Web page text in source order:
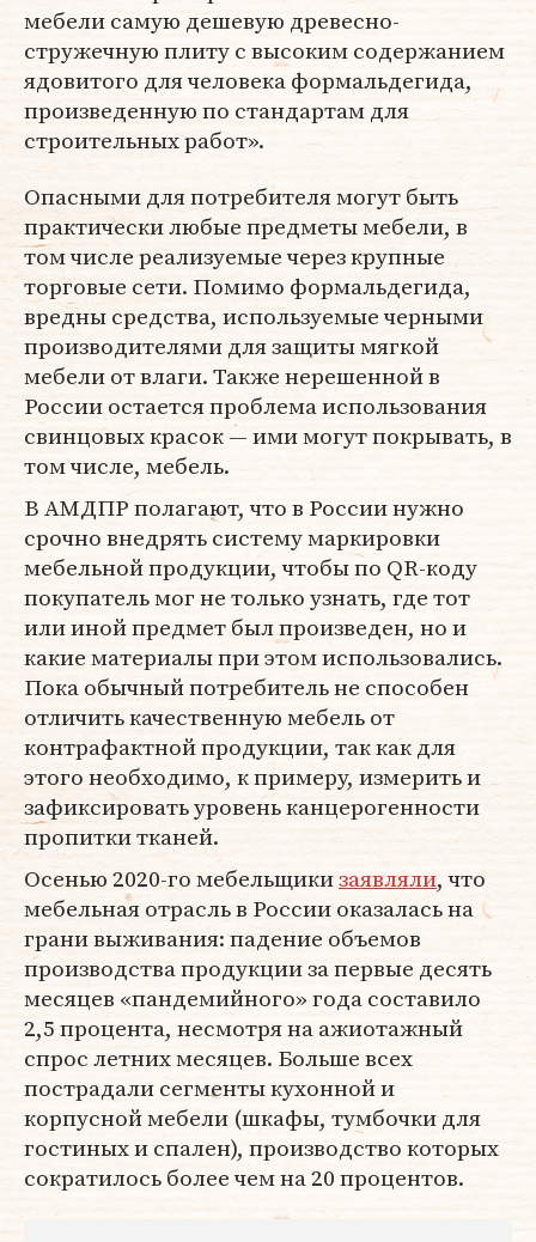
мебели самую дешевую древесно-
стружечную плиту с высоким содержанием
ядовитого для человека формальдегида,
произведенную по стандартам для
строительных работ».
Опасными для потребителя могут быть
практически любые предметы мебели, в
том числе реализуемые через крупные
торговые сети. Помимо формальдегида,
вредны средства, используемые черными
производителями для защиты мягкой
мебели от влаги. Также нерешенной в
России остается проблема использования
свинцовых красок — ими могут покрывать, в
том числе, мебель.
В АМДПР полагают, что в России нужно
срочно внедрять систему маркировки
мебельной продукции, чтобы по QR-коду
покупатель мог не только узнать, где тот
или иной предмет был произведен, но и
какие материалы при этом использовались.
Пока обычный потребитель не способен
отличить качественную мебель от
контрафактной продукции, так как для
этого необходимо, к примеру, измерить и
зафиксировать уровень канцерогенности
пропитки тканей.
Осенью 2020-го мебельщикизаявляли, что
мебельная отрасль в России оказалась на
грани выживания: падение объемов
производства продукции за первые десять
месяцев «пандемийного» года составило
2,5 процента, несмотря на ажиотажный
спрос летних месяцев. Больше всех
пострадали сегменты кухонной и
корпусной мебели (шкафы, тумбочки для
гостиных и спален), производство которых
сократилось более чем на 20 процентов.